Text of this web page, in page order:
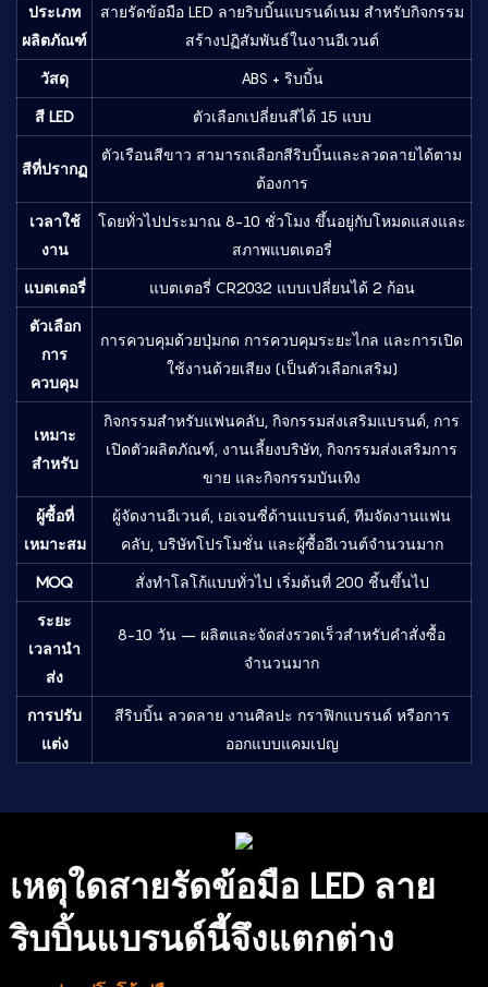
ประเภท
ผลิตภัณฑ์
สายรัดข้อมือ LED ลายริบบิ้นแบรนด์เนม สำหรับกิจกรรม
สร้างปฏิสัมพันธ์ในงานอีเวนต์
วัสดุ ABS + ริบบิ้น
สี LED ตัวเลือกเปลี่ยนสีได้ 15 แบบ
สีที่ปรากฏ
ตัวเรือนสีขาว สามารถเลือกสีริบบิ้นและลวดลายได้ตาม
ต้องการ
เวลาใช้
งาน
โดยทั่วไปประมาณ 8-10 ชั่วโมง ขึ้นอยู่กับโหมดแสงและ
สภาพแบตเตอรี่
แบตเตอรี่ แบตเตอรี่ CR2032 แบบเปลี่ยนได้ 2 ก้อน
ตัวเลือก
การ
ควบคุม
การควบคุมด้วยปุ่มกด การควบคุมระยะไกล และการเปิด
ใช้งานด้วยเสียง (เป็นตัวเลือกเสริม)
เหมาะ
สำหรับ
กิจกรรมสำหรับแฟนคลับ, กิจกรรมส่งเสริมแบรนด์, การ
เปิดตัวผลิตภัณฑ์, งานเลี้ยงบริษัท, กิจกรรมส่งเสริมการ
ขาย และกิจกรรมบันเทิง
ผู้ซื้อที่
เหมาะสม
ผู้จัดงานอีเวนต์, เอเจนซี่ด้านแบรนด์, ทีมจัดงานแฟน
คลับ, บริษัทโปรโมชั่น และผู้ซื้ออีเวนต์จำนวนมาก
MOQ สั่งทำโลโก้แบบทั่วไป เริ่มต้นที่ 200 ชิ้นขึ้นไป
ระยะ
เวลานำ
ส่ง
8-10 วัน – ผลิตและจัดส่งรวดเร็วสำหรับคำสั่งซื้อ
จำนวนมาก
การปรับ
แต่ง
สีริบบิ้น ลวดลาย งานศิลปะ กราฟิกแบรนด์ หรือการ
ออกแบบแคมเปญ
เหตุใดสายรัดข้อมือ LED ลาย
ริบบิ้นแบรนด์นี้จึงแตกต่าง